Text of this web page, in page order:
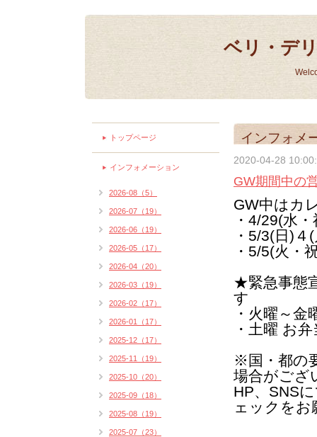
ベリ・デ
インフォメ
2020-04-28
GW期間中の
GW中はカ
・4/29(水
・5/3(日)４
・5/5(火・
★緊急事態
す
・火曜～
・土曜 お
※国・都の
場合がござ
HP、SNS
ェックを
トップページ
インフォメーション
2026-08（5）
2026-07（19）
2026-06（19）
2026-05（17）
2026-04（20）
2026-03（19）
2026-02（17）
2026-01（17）
2025-12（17）
2025-11（19）
2025-10（20）
2025-09（18）
2025-08（19）
2025-07（23）